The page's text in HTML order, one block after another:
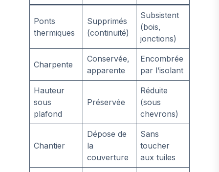
Ponts
thermiques
Supprimés
(continuité)
Subsistent
(bois,
jonctions)
Charpente
Conservée,
apparente
Encombrée
par l’isolant
Hauteur
sous
plafond
Préservée
Réduite
(sous
chevrons)
Chantier
Dépose de
la
couverture
Sans
toucher
aux tuiles